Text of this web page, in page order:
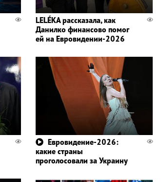
LELÉKA рассказала, как
Данилко финансово помог
ей на Евровидении-2026
Евровидение-2026:
какие страны
проголосовали за Украину